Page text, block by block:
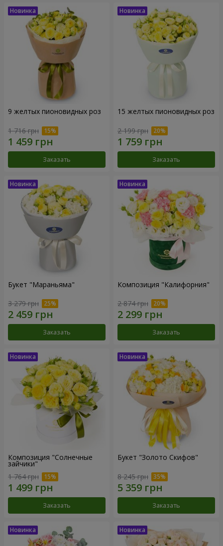
9 желтых пионовидных роз
1 716 грн
Заказать
15 желтых пионовидных роз
2 199 грн
Заказать
Букет "Мараньяма"
3 279 грн
Заказать
Композиция "Калифорния"
2 874 грн
Заказать
Композиция "Солнечные
зайчики"
1 764 грн
Заказать
Букет "Золото Скифов"
8 245 грн
Заказать